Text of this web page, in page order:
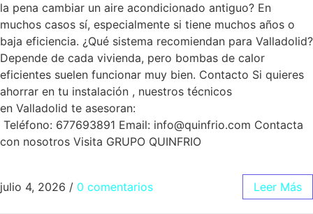
la pena cambiar un aire acondicionado antiguo? En
muchos casos sí, especialmente si tiene muchos años o
baja eficiencia. ¿Qué sistema recomiendan para Valladolid?
Depende de cada vivienda, pero bombas de calor
eficientes suelen funcionar muy bien. Contacto Si quieres
ahorrar en tu instalación , nuestros técnicos
en Valladolid te asesoran:
Teléfono: 677693891 Email: info@quinfrio.com Contacta
con nosotros Visita GRUPO QUINFRIO
julio 4, 2026 / 0 comentarios Leer Más